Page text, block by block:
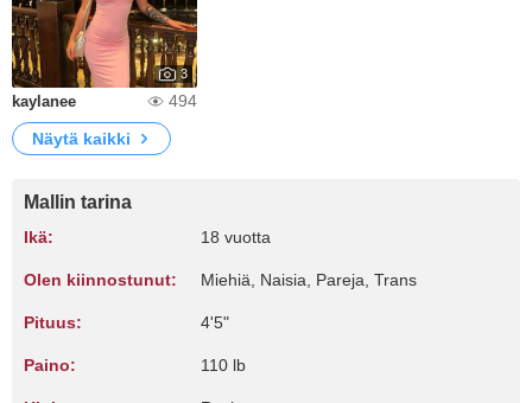
3
kaylanee
494
Näytä kaikki
Mallin tarina
Ikä: 18 vuotta
Olen kiinnostunut: Miehiä, Naisia, Pareja, Trans
Pituus: 4'5"
Paino: 110 lb